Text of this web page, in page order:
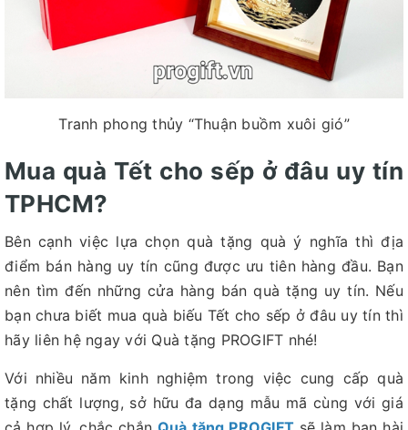
Tranh phong thủy “Thuận buồm xuôi gió”
Mua quà Tết cho sếp ở đâu uy tín
TPHCM?
Bên cạnh việc lựa chọn quà tặng quà ý nghĩa thì địa
điểm bán hàng uy tín cũng được ưu tiên hàng đầu. Bạn
nên tìm đến những cửa hàng bán quà tặng uy tín. Nếu
bạn chưa biết mua quà biếu Tết cho sếp ở đâu uy tín thì
hãy liên hệ ngay với Quà tặng PROGIFT nhé!
Với nhiều năm kinh nghiệm trong việc cung cấp quà
tặng chất lượng, sở hữu đa dạng mẫu mã cùng với giá